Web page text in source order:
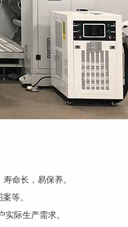
命长，易保养。
等。
际生产需求。